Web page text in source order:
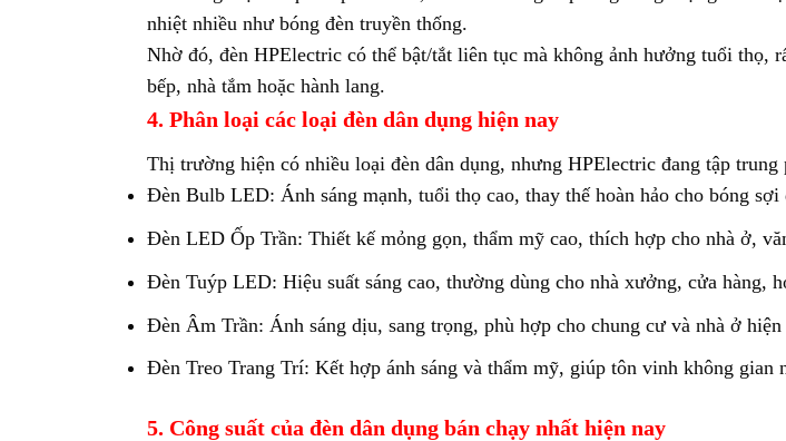
nhiệt nhiều như bóng đèn truyền thống.
Nhờ đó, đèn HPElectric có thể bật/tắt liên tục mà không ảnh hưởng tuổi thọ,
bếp, nhà tắm hoặc hành lang.
4. Phân loại các loại đèn dân dụng hiện nay
Thị trường hiện có nhiều loại đèn dân dụng, nhưng HPElectric đang tập trung
Đèn Bulb LED: Ánh sáng mạnh, tuổi thọ cao, thay thế hoàn hảo cho bóng sợi
Đèn LED Ốp Trần: Thiết kế mỏng gọn, thẩm mỹ cao, thích hợp cho nhà ở,
Đèn Tuýp LED: Hiệu suất sáng cao, thường dùng cho nhà xưởng, cửa hàng,
Đèn Âm Trần: Ánh sáng dịu, sang trọng, phù hợp cho chung cư và nhà ở hiện
Đèn Treo Trang Trí: Kết hợp ánh sáng và thẩm mỹ, giúp tôn vinh không gian
5. Công suất của đèn dân dụng bán chạy nhất hiện nay